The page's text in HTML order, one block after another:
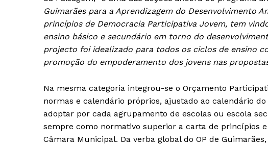
SUBSCREVA JÁ!
Guimarães para a Aprendizagem do Desenvolvimento
princípios de Democracia Participativa Jovem, tem
ensino básico e secundário em torno do
projecto foi idealizado para todos os ciclos de ensino
promoção do empoderamento dos jovens nas
Na mesma categoria integrou-se o Orçamento
normas e calendário próprios, ajustado ao calendário
adoptar por cada agrupamento de escolas ou escola
sempre como normativo superior a carta de princípios
Câmara Municipal. Da verba global do OP de